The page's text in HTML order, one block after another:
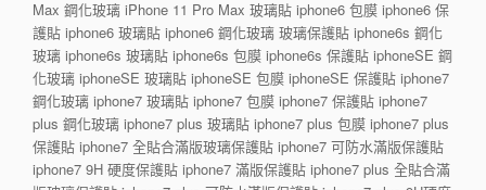
Max 鋼化玻璃 iPhone 11 Pro Max 玻璃貼 iphone6 包膜 iphone6 保
護貼 iphone6 玻璃貼 iphone6 鋼化玻璃 玻璃保護貼 iphone6s 鋼化
玻璃 iphone6s 玻璃貼 iphone6s 包膜 iphone6s 保護貼 iphoneSE 鋼
化玻璃 iphoneSE 玻璃貼 iphoneSE 包膜 iphoneSE 保護貼 iphone7
鋼化玻璃 iphone7 玻璃貼 iphone7 包膜 iphone7 保護貼 iphone7
plus 鋼化玻璃 iphone7 plus 玻璃貼 iphone7 plus 包膜 iphone7 plus
保護貼 iphone7 全貼合滿版玻璃保護貼 iphone7 可防水滿版保護貼
iphone7 9H 硬度保護貼 iphone7 滿版保護貼 iphone7 plus 全貼合滿